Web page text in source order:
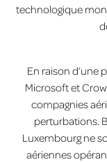
technologique
En raison d’une
Microsoft et
compagnies
perturbations.
Luxembourg ne
aériennes